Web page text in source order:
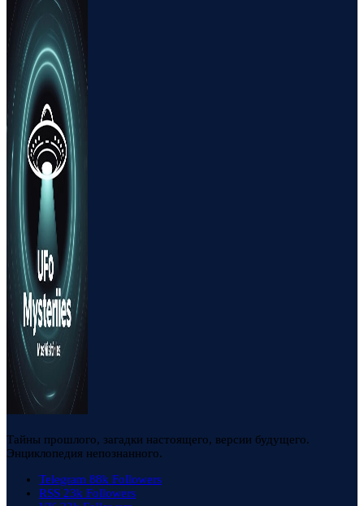
Тайны прошлого, загадки настоящего, версии будущего.
Энциклопедия непознанного.
Telegram 88k Followers
RSS 23k Followers